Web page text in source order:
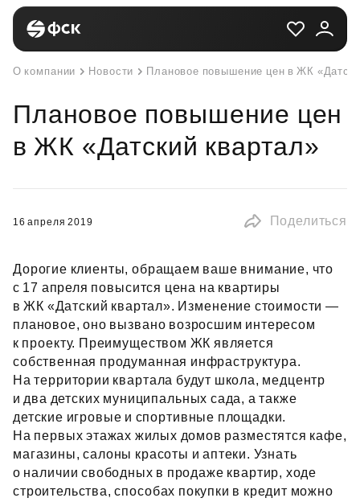
О компании Новости Плановое повышение цен в ЖК
Плановое повышение цен
в ЖК «Датский квартал»
16 апреля 2019 Поделиться
Дорогие клиенты, обращаем ваше внимание, что
с 17 апреля повысится цена на квартиры
в ЖК «Датский квартал». Изменение стоимости —
плановое, оно вызвано возросшим интересом
к проекту. Преимуществом ЖК является
собственная продуманная инфраструктура.
На территории квартала будут школа, медцентр
и два детских муниципальных сада, а также
детские игровые и спортивные площадки.
На первых этажах жилых домов разместятся кафе,
магазины, салоны красоты и аптеки. Узнать
о наличии свободных в продаже квартир, ходе
строительства, способах покупки в кредит можно